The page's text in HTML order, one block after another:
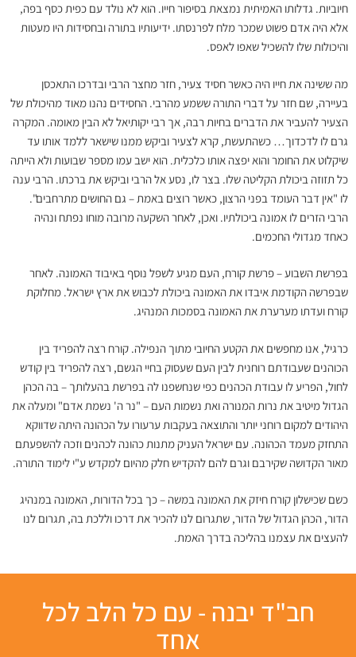
חיוביות. גדלותו האמיתית נמצאת בסיפור חייו. הוא לא נולד עם כפית כסף בפה,
אלא היה אדם פשוט שמכר מלח לפרנסתו. ידיעותיו בתורה ובחסידות היו מעטות
והיכולות שלו להשכיל שאפו לאפס.
מה ששינה את חייו היה כאשר חסיד צעיר, חזר מחצר הרבי ובדרכו התאכסן
בעיירה, שם חזר על דברי התורה ששמע מהרבי. החסידים נהנו מאוד מהיכולת של
הצעיר להעביר את הדברים בחיות רבה, אך רבי יקותיאל לא הבין מאומה. המקרה
גרם לו לדכדוך… כשהתעשת, קרא לצעיר וביקש ממנו שישאר ללמד אותו עד
שיקלוט את החומר והוא יפצה אותו כלכלית. הוא ישב עמו מספר שבועות ולא הייתה
כל תזוזה ביכולת הקליטה שלו. בצר לו, נסע אל הרבי וביקש את ברכתו. הרבי ענה
לו "אין דבר העומד בפני הרצון, כאשר רוצים באמת – גם החושים מתרחבים".
הרבי הזרים לו אמונה ביכולתיו. ואכן, לאחר השקעה מרובה מוחו נפתח ונהיה
כאחד מגדולי החכמים.
בפרשת השבוע – פרשת קורח, העם מגיע לשפל נוסף באיבוד האמונה. לאחר
שבפרשה הקודמת איבדו את האמונה ביכולת לכבוש את ארץ ישראל. מחלוקת
קורח ועדתו מערערת את האמונה בסמכות המנהיג.
כרגיל, אנו מחפשים את הקטע החיובי מתוך הנפילה. קורח רצה להפריד בין
הכוהנים שעבודתם רוחנית לבין העם שעסוק בחיי הגשם, רצה להפריד בין קודש
לחול, הפריע לו עבודת הכהנים כפי שנחשפנו לה בפרשת בהעלותך – בה הכהן
הגדול מיטיב את נרות המנורה ואת נשמות העם – "נר ה' נשמת אדם" ומעלה את
היהודים למקום רוחני יותר והתוצאה בעקבות ערעורו על הכהונה היתה שדווקא
התחזק מעמד הכהונה. עם ישראל העניק מתנות כהונה לכהנים וזכה להשפעתם
מאור הקדושה שקירבם וגרם להם להקדיש חלק מהיום למקדש ע"י לימוד התורה.
כשם שכישלון קורח חיזק את האמונה במשה – כך בכל הדורות, האמונה במנהיג
הדור, הכהן הגדול של הדור, שתגרום לנו להכיר את דרכו וללכת בה, תגרום לנו
להעצים את עצמנו בהליכה בדרך האמת.
חב"ד יבנה - עם כל הלב לכל
אחד